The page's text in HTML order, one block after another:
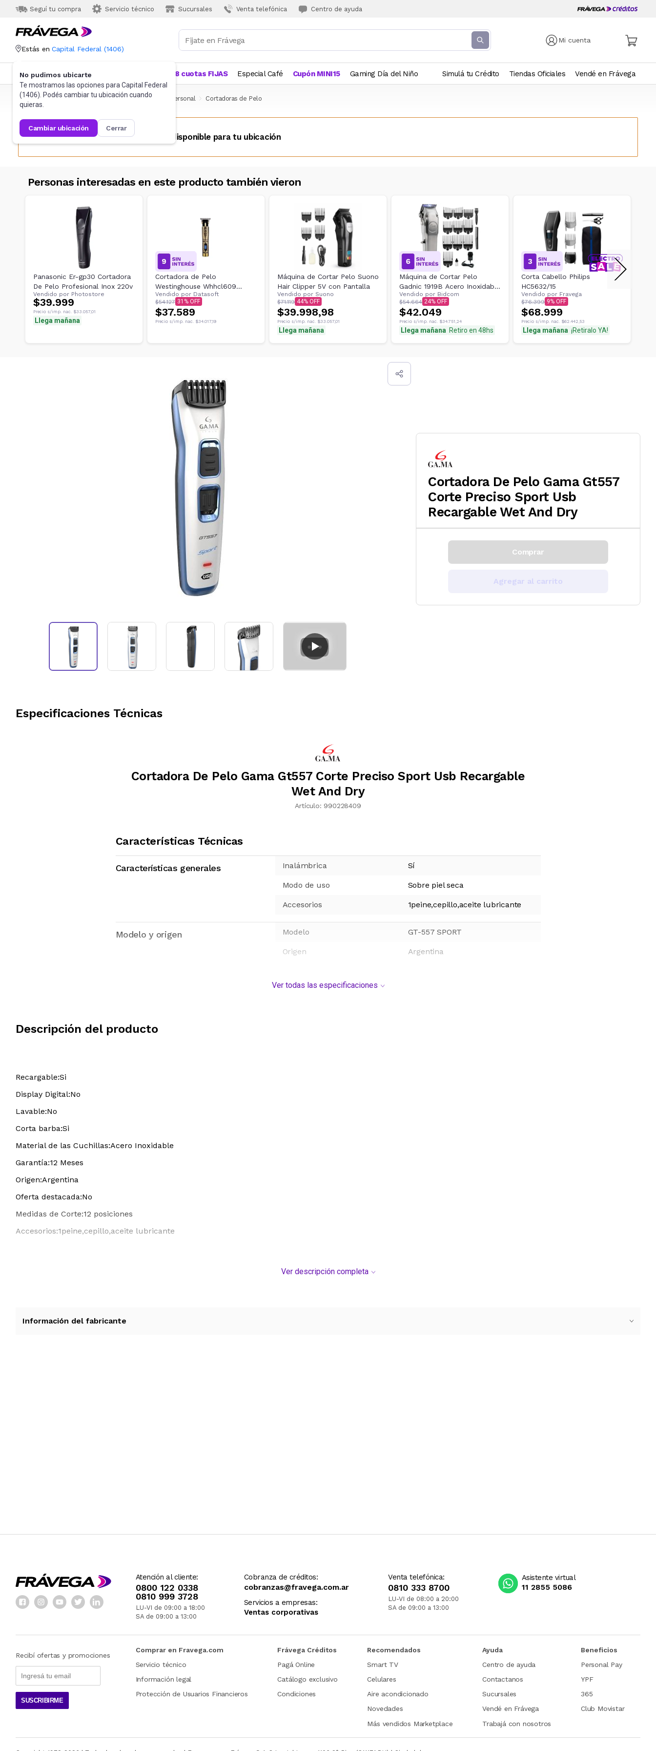
Seguí tu compra Servicio técnico Sucursales Venta telefónica Centro de ayuda
Mi cuenta
Estás en Capital Federal (1406)
No pudimos ubicarte
Te mostramos las opciones para Capital Federal
(1406). Podés cambiar tu ubicación cuando
quieras.
cambiar ubicación cerrar
Categorías Más Vendidos 18 cuotas FIJAS Especial Café Cupón MINI15 Gaming Día del Niño Simulá tu Crédito Tiendas Oficiales Vendé en Frávega
Frávega Pequeños Electrodomésticos Cuidado Personal Cortadoras de Pelo
Este producto no se encuentra disponible para tu ubicación
Personas interesadas en este producto también vieron
Panasonic Er-gp30 Cortadora
De Pelo Profesional Inox 220v
Vendido por Photostore
$39.999
Precio s/imp. nac. $33.057,01
Llega mañana
Cortadora de Pelo
Westinghouse Whhcl609
Dorado
Vendido por Datasoft
$54.127 31
$37.589
Precio s/imp. nac. $34.017,19
Máquina de Cortar Pelo Suono
Hair Clipper 5V con Pantalla
Vendido por Suono
$71.119 44
$39.998,98
Precio s/imp. nac. $33.057,01
Llega mañana
Máquina de Cortar Pelo
Gadnic 1919B Acero Inoxidable
Uso Profesional 5w
Recargable + 8 Peines
Vendido por Bidcom
$54.664 24
$42.049
Precio s/imp. nac. $34.751,24
Llega mañana Retiro en 48hs
Corta Cabello Philips
HC5632/15
Vendido por Fravega
$76.399 9
$68.999
Precio s/imp. nac. $62.442,53
Llega mañana ¡Retiralo YA!
Cortadora De Pelo Gama Gt557
Corte Preciso Sport Usb
Recargable Wet And Dry
Comprar
Agregar al carrito
Especificaciones Técnicas
Cortadora De Pelo Gama Gt557 Corte Preciso Sport Usb Recargable
Wet And Dry
Artículo: 990228409
Características Técnicas
Características generales Inalámbrica Sí
Modo de uso Sobre piel seca
Accesorios 1peine,cepillo,aceite lubricante
Modelo y origen Modelo GT-557 SPORT
Origen Argentina
Ver todas las especificaciones
Descripción del producto
Recargable:Si
Display Digital:No
Lavable:No
Corta barba:Si
Material de las Cuchillas:Acero Inoxidable
Garantía:12 Meses
Origen:Argentina
Oferta destacada:No
Medidas de Corte:12 posiciones
Accesorios:1peine,cepillo,aceite lubricante
Ver descripción completa
Información del fabricante
Atención al cliente:
0800 122 0338
0810 999 3728
LU-VI de 09:00 a 18:00
SA de 09:00 a 13:00
Cobranza de créditos:
cobranzas@fravega.com.ar
Servicios a empresas:
Ventas corporativas
Venta telefónica:
0810 333 8700
LU-VI de 08:00 a 20:00
SA de 09:00 a 13:00
Asistente virtual
11 2855 5086
Recibí ofertas y promociones
SUSCRIBIRME
Comprar en Fravega.com
Servicio técnico
Información legal
Protección de Usuarios Financieros
Frávega Créditos
Pagá Online
Catálogo exclusivo
Condiciones
Recomendados
Smart TV
Celulares
Aire acondicionado
Novedades
Más vendidos Marketplace
Ayuda
Centro de ayuda
Contactanos
Sucursales
Vendé en Frávega
Trabajá con nosotros
Beneficios
Personal Pay
YPF
365
Club Movistar